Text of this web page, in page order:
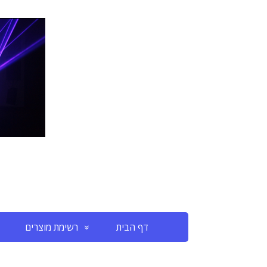
רשימת מוצרים דף הבית